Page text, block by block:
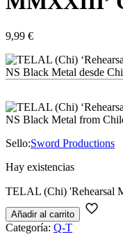
9,99 €
NS Black Metal desde
NS Black Metal from
Sello:Sword Productions
Hay existencias
TELAL (Chi) 'Rehearsal
Añadir al carrito
Categoría: Q-T